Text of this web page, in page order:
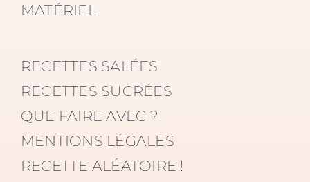
MATÉRIEL
RECETTES SALÉES
RECETTES SUCRÉES
QUE FAIRE AVEC ?
MENTIONS LÉGALES
RECETTE ALÉATOIRE !